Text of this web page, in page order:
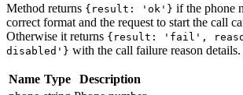
Method returns {result: 'ok'} if the phone
correct format and the request to start the call
Otherwise it returns {result: 'fail',
disabled'} with the call failure reason details.
Name Type
Description